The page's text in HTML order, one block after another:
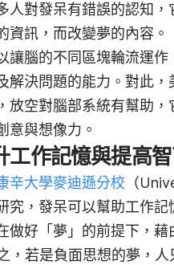
人對發呆有錯誤的認知
資訊，而改變夢的內容。
讓腦的不同區塊輪流運
解決問題的能力。對此
放空對腦部系統有幫助
意與想像力。
工作記憶與提高
辛大學麥迪遜分校 （
究，發呆可以幫助工作
做好「夢」的前提下，
，若是負面思想的夢，